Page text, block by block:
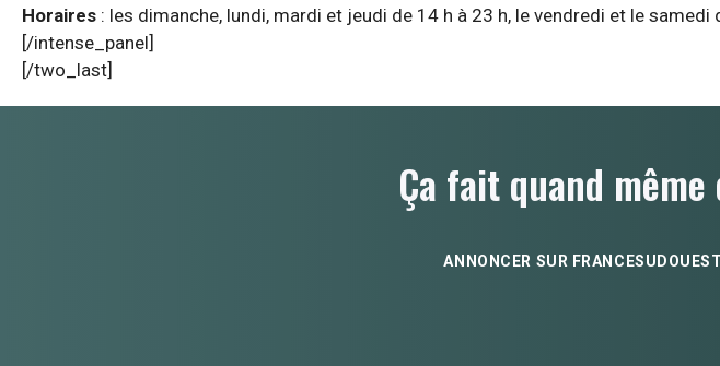
Horaires : les dimanche, lundi, mardi et jeudi de 14 h à 23 h, le vendredi et le samedi
[/intense_panel]
[/two_last]
Ça fait quand
ANNONCER SUR FRANCESUDOUEST